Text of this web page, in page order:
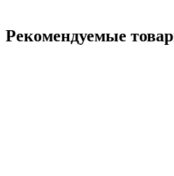
Рекомендуемые